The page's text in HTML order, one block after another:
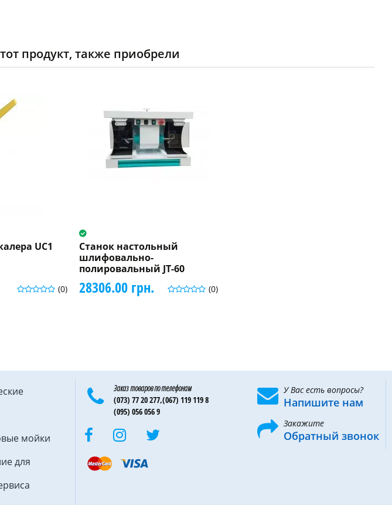
продукт, также приобрели
UC1
(0)
Станок настольный
шлифовально-
полировальный JT-60
(0)
28306.00 грн.
мойки
для
Заказ товаров по телефонам
(073) 77 20 277,(067) 119 119 8
(095) 056 056 9
У Вас есть вопросы?
Напишите нам
Закажите
Обратный звонок